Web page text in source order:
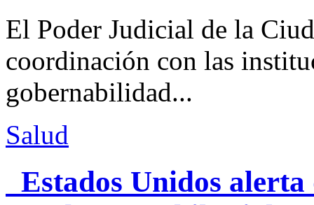
El Poder Judicial de la
coordinación con las
gobernabilidad...
Salud
Estados Unidos alerta